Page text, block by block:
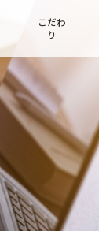
こだわ
り